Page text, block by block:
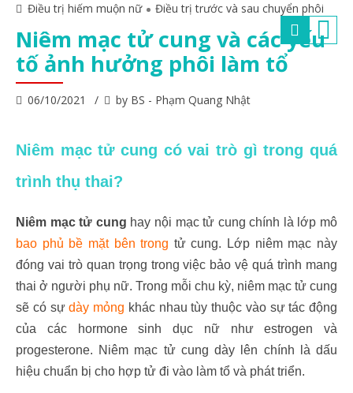
Điều trị hiếm muộn nữ Điều trị trước và sau chuyển phôi
Niêm mạc tử cung và các yếu
tố ảnh hưởng phôi làm tổ
06/10/2021 by BS - Phạm Quang Nhật
Niêm mạc tử cung có vai trò gì trong quá
trình thụ thai?
Niêm mạc tử cung hay nội mạc tử cung chính là lớp mô
bao phủ bề mặt bên trong tử cung. Lớp niêm mạc này
đóng vai trò quan trọng trong việc bảo vệ quá trình mang
thai ở người phụ nữ. Trong mỗi chu kỳ, niêm mạc tử cung
sẽ có sựdày mỏng khác nhau tùy thuộc vào sự tác động
của các hormone sinh dục nữ như estrogen và
progesterone. Niêm mạc tử cung dày lên chính là dấu
hiệu chuẩn bị cho hợp tử đi vào làm tổ và phát triển.